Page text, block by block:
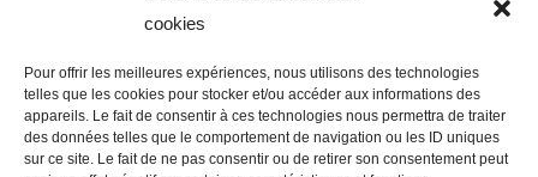
cookies
Pour offrir les meilleures expériences, nous utilisons des technologies
telles que les cookies pour stocker et/ou accéder aux informations des
appareils. Le fait de consentir à ces technologies nous permettra de traiter
des données telles que le comportement de navigation ou les ID uniques
sur ce site. Le fait de ne pas consentir ou de retirer son consentement peut
Mentions légales
CGV